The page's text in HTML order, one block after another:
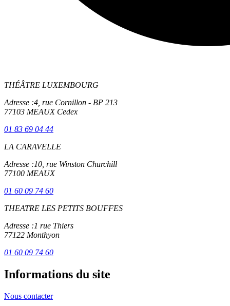
THÉÂTRE LUXEMBOURG
Adresse :4, rue Cornillon - BP 213
77103 MEAUX Cedex
01 83 69 04 44
LA CARAVELLE
Adresse :10, rue Winston Churchill
77100 MEAUX
01 60 09 74 60
THEATRE LES PETITS BOUFFES
Adresse :1 rue Thiers
77122 Monthyon
01 60 09 74 60
Informations du site
Nous contacter